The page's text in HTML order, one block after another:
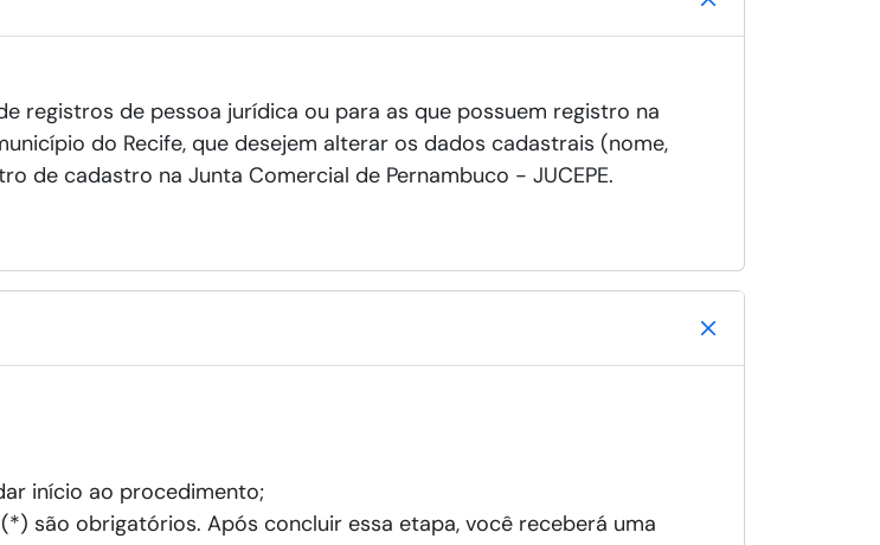
registros de pessoa jurídica ou para as que possuem registro na
do Recife, que desejem alterar os dados cadastrais (nome,
de cadastro na Junta Comercial de Pernambuco - JUCEPE.
início ao procedimento;
são obrigatórios. Após concluir essa etapa, você receberá uma